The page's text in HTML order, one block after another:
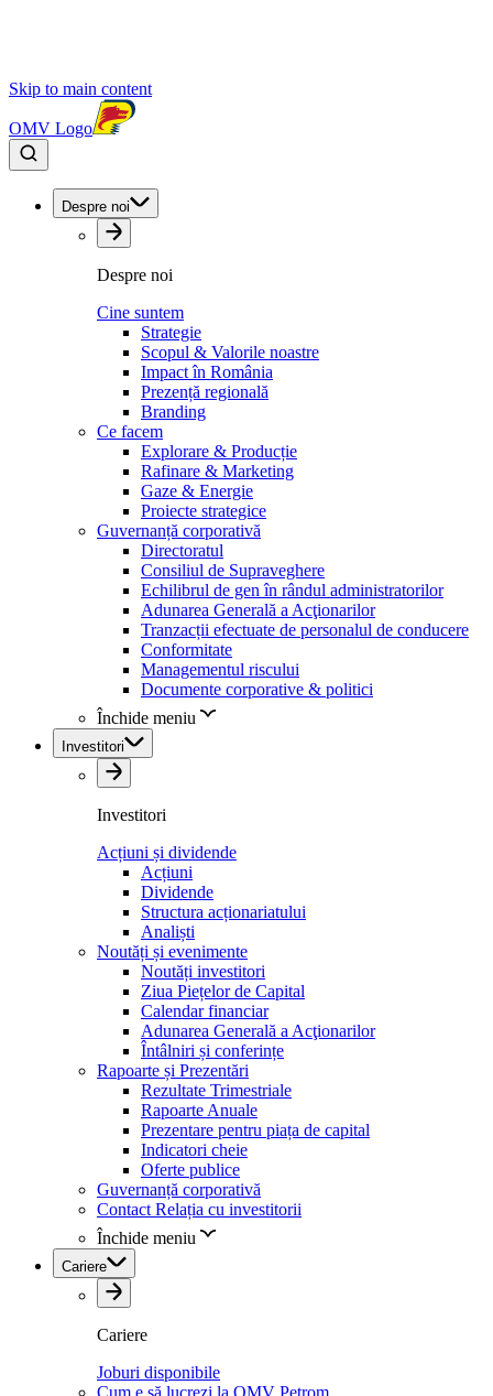
Skip to main content
OMV Logo
Despre noi
Despre noi
Cine suntem
Strategie
Scopul & Valorile noastre
Impact în România
Prezență regională
Branding
Ce facem
Explorare & Producție
Rafinare & Marketing
Gaze & Energie
Proiecte strategice
Guvernanță corporativă
Directoratul
Consiliul de Supraveghere
Echilibrul de gen în rândul administratorilor
Adunarea Generală a Acţionarilor
Tranzacții efectuate de personalul de conducere
Conformitate
Managementul riscului
Documente corporative & politici
Închide meniu
Investitori
Investitori
Acțiuni și dividende
Acțiuni
Dividende
Structura acționariatului
Analiști
Noutăți și evenimente
Noutăți investitori
Ziua Piețelor de Capital
Calendar financiar
Adunarea Generală a Acţionarilor
Întâlniri și conferințe
Rapoarte și Prezentări
Rezultate Trimestriale
Rapoarte Anuale
Prezentare pentru piața de capital
Indicatori cheie
Oferte publice
Guvernanță corporativă
Contact Relația cu investitorii
Închide meniu
Cariere
Cariere
Joburi disponibile
Cum e să lucrezi la OMV Petrom